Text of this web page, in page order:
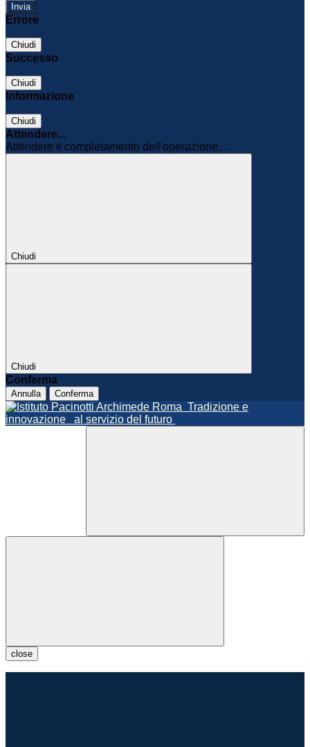
Errore
Chiudi
Successo
Chiudi
Informazione
Chiudi
Attendere...
Attendere il completamento dell'operazione...
Chiudi
Chiudi
Conferma
Annulla Conferma
Roma Tradizione e
innovazione
al servizio del futuro
close